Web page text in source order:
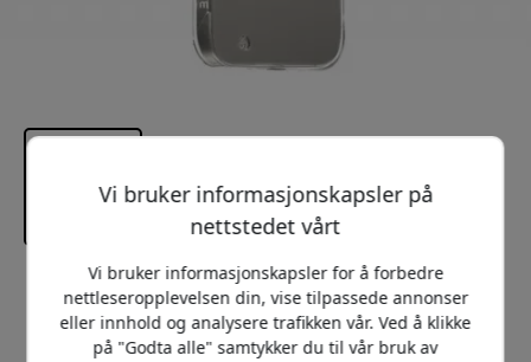
Anbefalt pris
199 NOK
Vi bruker informasjonskapsler på
nettstedet vårt
Vi bruker informasjonskapsler for å forbedre
nettleseropplevelsen din, vise tilpassede annonser
eller innhold og analysere trafikken vår. Ved å klikke
på "Godta alle" samtykker du til vår bruk av